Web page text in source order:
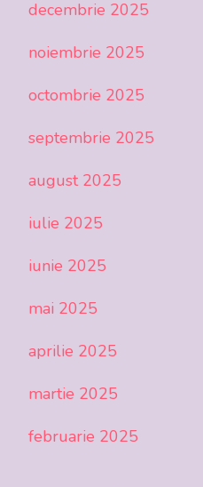
decembrie 2025
noiembrie 2025
octombrie 2025
septembrie 2025
august 2025
iulie 2025
iunie 2025
mai 2025
aprilie 2025
martie 2025
februarie 2025